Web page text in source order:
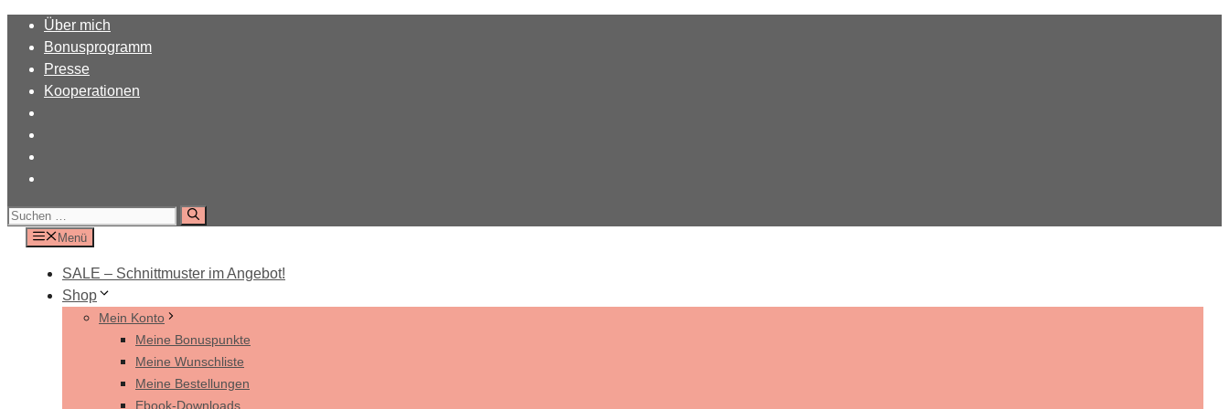
Zum
Inhalt
springen
Über mich
Bonusprogramm
Presse
Kooperationen
Suchen
nach:
Menü
SALE – Schnittmuster im Angebot!
Shop
Mein Konto
Meine Bonuspunkte
Meine Wunschliste
Meine Bestellungen
Ebook-Downloads